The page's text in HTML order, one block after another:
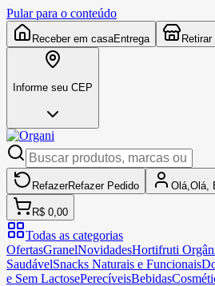
Pular para o conteúdo
Receber em casaEntrega
Informe seu CEP
RefazerRefazer Pedido Olá, Olá,
R$ 0,00
Todas as categorias
OfertasGranelNovidadesHortifruti
SaudávelSnacks Naturais e Funcionais
e Sem LactosePerecíveisBebidas